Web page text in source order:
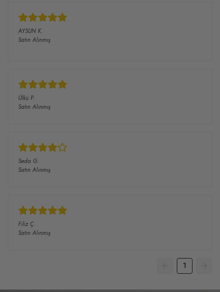
AYSUN K.
Satın Alınmış
Ülkü P.
Satın Alınmış
Seda G.
Satın Alınmış
Filiz Ç.
Satın Alınmış
1